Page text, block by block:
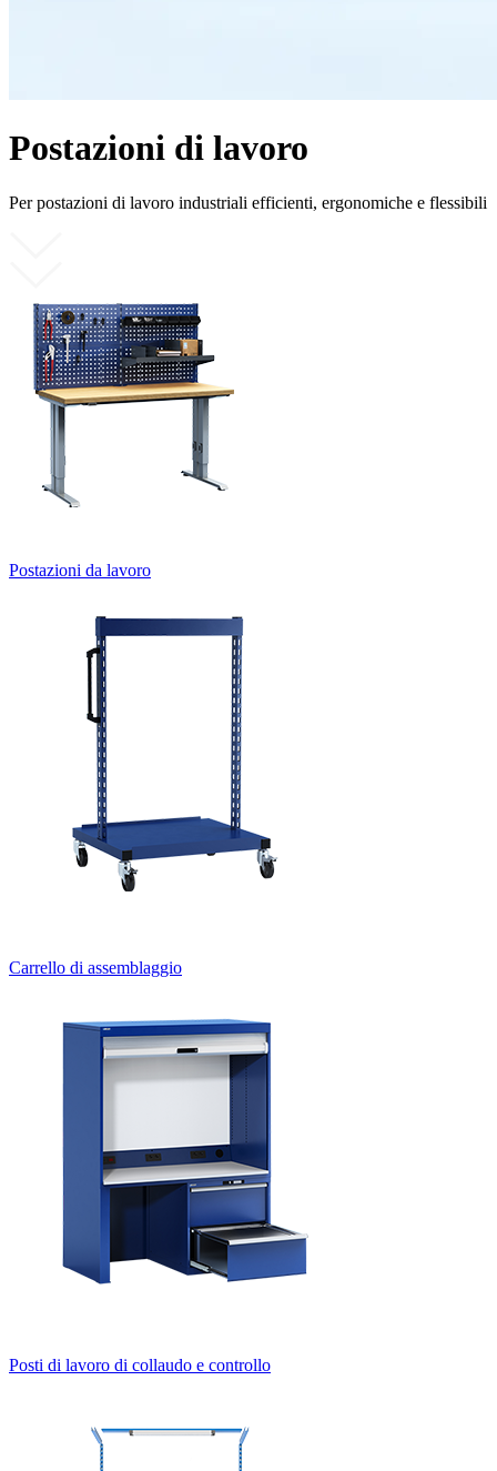
Postazioni di lavoro
Per postazioni di lavoro industriali efficienti, ergonomiche e flessibili
Postazioni da lavoro
Carrello di assemblaggio
Posti di lavoro di collaudo e controllo